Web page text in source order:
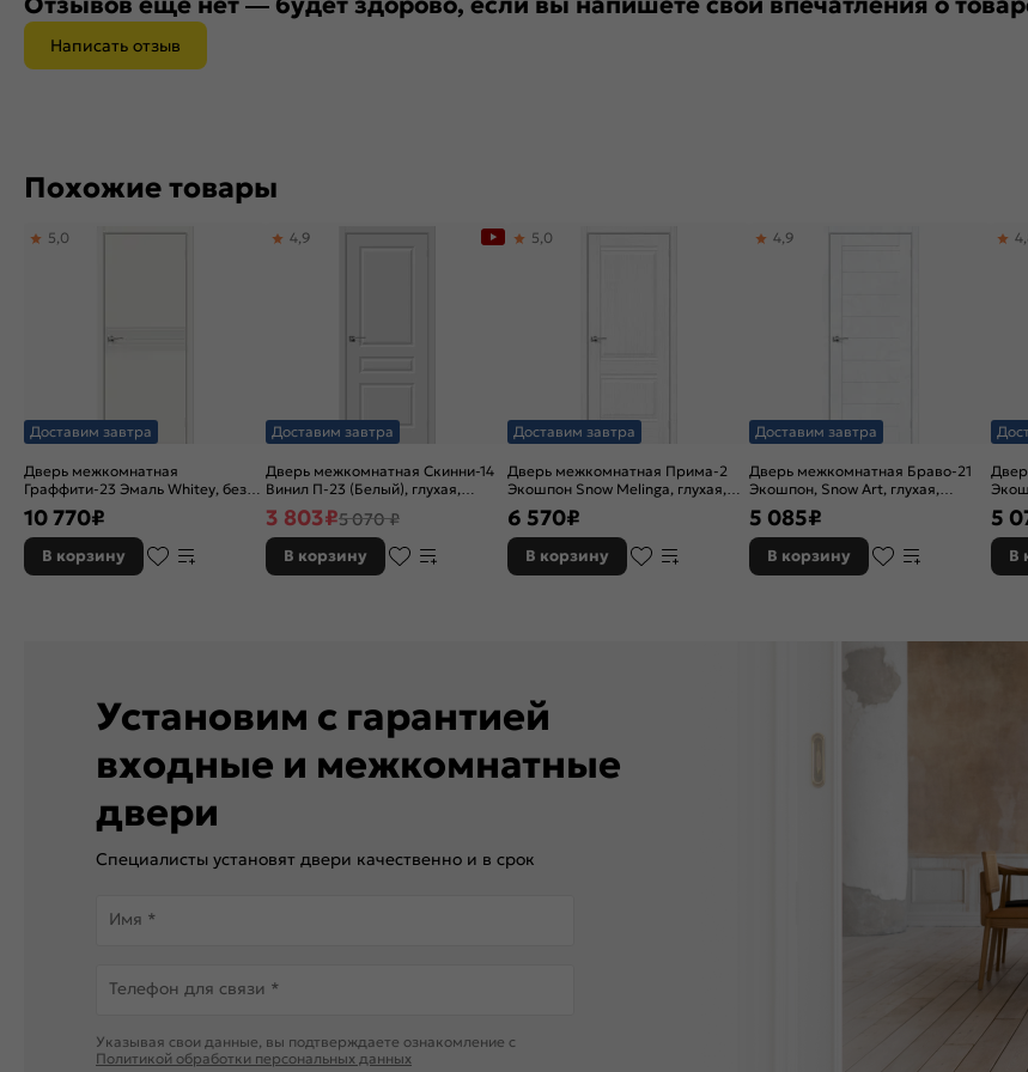
Написать отзыв
Похожие товары
Доставим завтра
Дверь межкомнатная
Граффити-23 Эмаль Whitey, без
декора, глухая, без стекла, без
кромки, каркасно-щитовая
5,0
10 770₽
В корзину
Доставим завтра
Дверь межкомнатная Скинни-14
Винил П-23 (Белый), глухая,
скиновая
4,9
3 803₽5 070 ₽
В корзину
Доставим завтра
Дверь межкомнатная Прима-2
Экошпон Snow Melinga, глухая,
декор без декора, кромка нет,
филенчатая
5,0
6 570₽
В корзину
Доставим завтра
Дверь межкомнатная Браво-21
Экошпон, Snow Art, глухая,
царговая
4,9
5 085₽
В корзину
5
В
Установим с гарантией
входные и межкомнатные
двери
Специалисты установят двери качественно и в срок
Имя *
Телефон для связи *
Указывая свои данные, вы подтверждаете ознакомление c
Политикой обработки персональных данных